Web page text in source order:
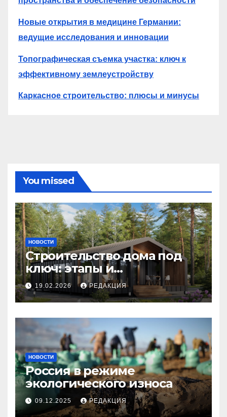
Новые открытия в медицине Германии:
ведущие исследования и инновации
Топографическая съемка участка: ключ к
эффективному землеустройству
Каркасное строительство: плюсы и минусы
You missed
НОВОСТИ
Строительство дома под
ключ: этапы и
планирование бюджета
19.02.2026 РЕДАКЦИЯ
НОВОСТИ
Россия в режиме
экологического износа
09.12.2025 РЕДАКЦИЯ